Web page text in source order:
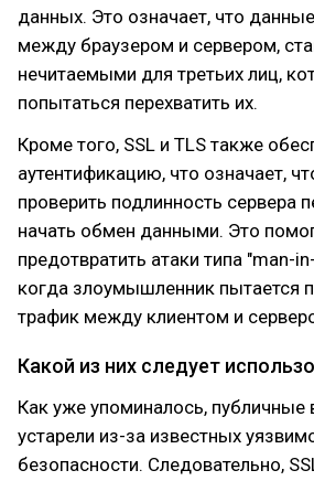
данных. Это означает, что
между браузером и сервером,
нечитаемыми для третьих лиц,
попытаться перехватить их.
Кроме того, SSL и TLS также
аутентификацию, что означает,
проверить подлинность сервера
начать обмен данными. Это
предотвратить атаки типа "man-
когда злоумышленник пытается
трафик между клиентом и
Какой из них следует
Как уже упоминалось, публичные
устарели из-за известных
безопасности. Следовательно,